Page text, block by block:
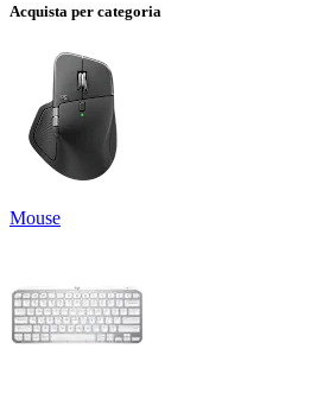
Acquista per categoria
Mouse